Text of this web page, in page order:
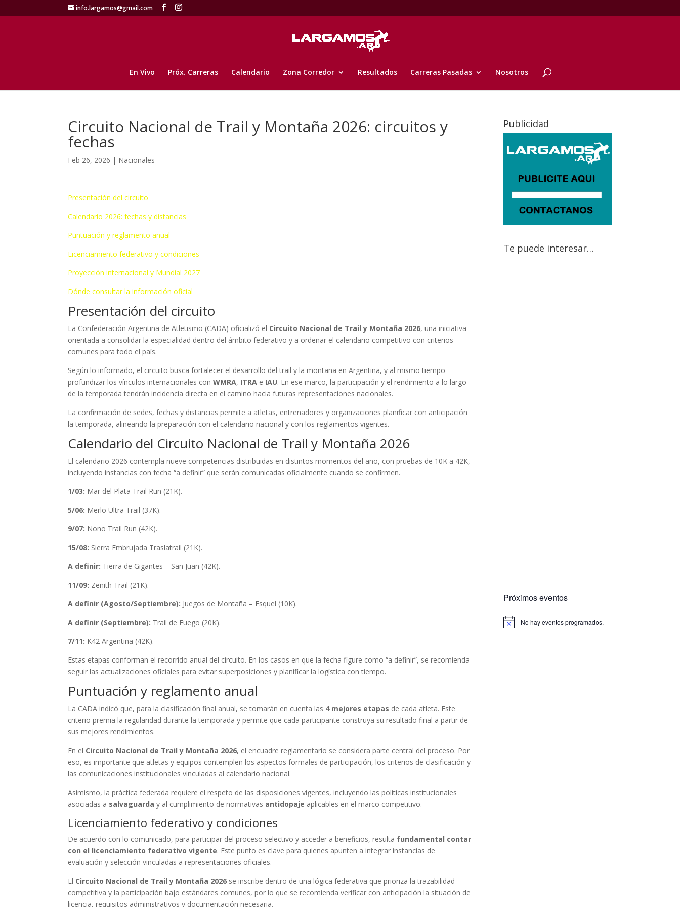
info.largamos@gmail.com
En Vivo Próx. Carreras Calendario Zona Corredor Resultados Carreras Pasadas Nosotros
Circuito Nacional de Trail y Montaña 2026: circuitos y
fechas
Feb 26, 2026 | Nacionales
Presentación del circuito
Calendario 2026: fechas y distancias
Puntuación y reglamento anual
Licenciamiento federativo y condiciones
Proyección internacional y Mundial 2027
Dónde consultar la información oficial
Presentación del circuito
La Confederación Argentina de Atletismo (CADA) oficializó el Circuito Nacional de Trail y Montaña 2026, una iniciativa
orientada a consolidar la especialidad dentro del ámbito federativo y a ordenar el calendario competitivo con criterios
comunes para todo el país.
Según lo informado, el circuito busca fortalecer el desarrollo del trail y la montaña en Argentina, y al mismo tiempo
profundizar los vínculos internacionales conWMRA, ITRA e IAU. En ese marco, la participación y el rendimiento a lo largo
de la temporada tendrán incidencia directa en el camino hacia futuras representaciones nacionales.
La confirmación de sedes, fechas y distancias permite a atletas, entrenadores y organizaciones planificar con anticipación
la temporada, alineando la preparación con el calendario nacional y con los reglamentos vigentes.
Calendario del Circuito Nacional de Trail y Montaña 2026
El calendario 2026 contempla nueve competencias distribuidas en distintos momentos del año, con pruebas de 10K a 42K,
incluyendo instancias con fecha “a definir” que serán comunicadas oficialmente cuando se confirmen.
1/03: Mar del Plata Trail Run (21K).
5/06: Merlo Ultra Trail (37K).
9/07: Nono Trail Run (42K).
15/08: Sierra Embrujada Traslatrail (21K).
A definir: Tierra de Gigantes – San Juan (42K).
11/09: Zenith Trail (21K).
A definir (Agosto/Septiembre): Juegos de Montaña – Esquel (10K).
A definir (Septiembre): Trail de Fuego (20K).
7/11: K42 Argentina (42K).
Estas etapas conforman el recorrido anual del circuito. En los casos en que la fecha figure como “a definir”, se recomienda
seguir las actualizaciones oficiales para evitar superposiciones y planificar la logística con tiempo.
Puntuación y reglamento anual
La CADA indicó que, para la clasificación final anual, se tomarán en cuenta las 4 mejores etapas de cada atleta. Este
criterio premia la regularidad durante la temporada y permite que cada participante construya su resultado final a partir de
sus mejores rendimientos.
En el Circuito Nacional de Trail y Montaña 2026, el encuadre reglamentario se considera parte central del proceso. Por
eso, es importante que atletas y equipos contemplen los aspectos formales de participación, los criterios de clasificación y
las comunicaciones institucionales vinculadas al calendario nacional.
Asimismo, la práctica federada requiere el respeto de las disposiciones vigentes, incluyendo las políticas institucionales
asociadas a salvaguarda y al cumplimiento de normativas antidopaje aplicables en el marco competitivo.
Licenciamiento federativo y condiciones
De acuerdo con lo comunicado, para participar del proceso selectivo y acceder a beneficios, resulta fundamental contar
con el licenciamiento federativo vigente. Este punto es clave para quienes apunten a integrar instancias de
evaluación y selección vinculadas a representaciones oficiales.
El Circuito Nacional de Trail y Montaña 2026 se inscribe dentro de una lógica federativa que prioriza la trazabilidad
competitiva y la participación bajo estándares comunes, por lo que se recomienda verificar con anticipación la situación de
licencia, requisitos administrativos y documentación necesaria.
Publicidad
Te puede interesar…
Próximos eventos
No hay eventos programados.